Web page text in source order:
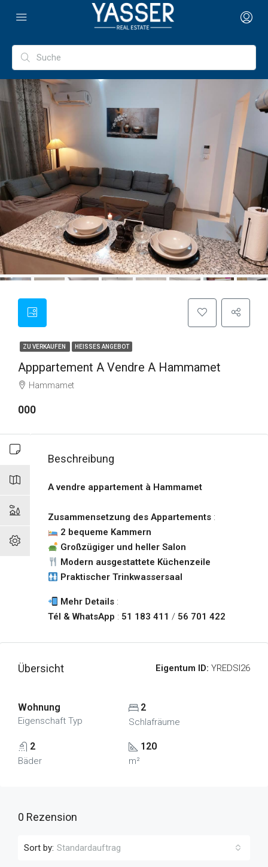
ZU VERKAUFEN HEISSES ANGEBOT
Apppartement A Vendre A Hammamet
Hammamet
000
Beschreibung
A vendre appartement à Hammamet
Zusammensetzung des Appartements :
2 bequeme Kammern
Großzügiger und heller Salon
Modern ausgestattete Küchenzeile
Praktischer Trinkwassersaal
Mehr Details :
Tél & WhatsApp : 51 183 411 / 56 701 422
Übersicht Eigentum ID: YREDSI26
Wohnung
Eigenschaft Typ
2
Schlafräume
2
Bäder
120
m²
0 Rezension
Sort by: Standardauftrag